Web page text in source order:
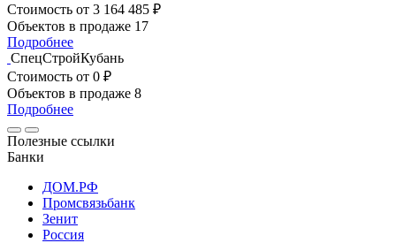
Стоимость от 3 164 485 ₽
Объектов в продаже 17
Подробнее
СпецСтройКубань
Стоимость от 0 ₽
Объектов в продаже 8
Подробнее
Полезные ссылки
Банки
ДОМ.РФ
Промсвязьбанк
Зенит
Россия